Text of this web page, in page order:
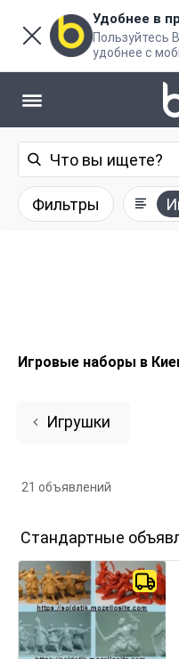
Удобнее в
Пользуйтесь
удобнее с
Фильтры
Игровые наборы в
Игрушки
21 объявлений
Стандартные